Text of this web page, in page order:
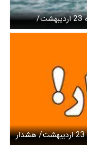
پیش بینی هوای لرستان فردا چهارشنبه 23 اردیبهشت/
پیش بینی هوای اردبیل فردا چهارشنبه 23 اردیبهشت/ هشدار